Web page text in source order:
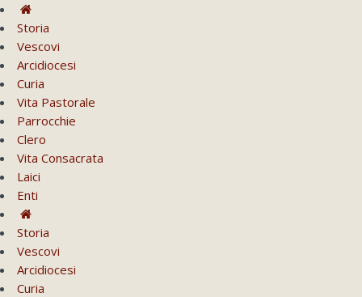
Storia
Vescovi
Arcidiocesi
Curia
Vita Pastorale
Parrocchie
Clero
Vita Consacrata
Laici
Enti
Storia
Vescovi
Arcidiocesi
Curia